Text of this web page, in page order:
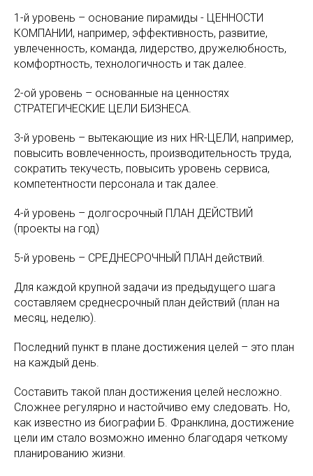
1-й уровень – основание пирамиды - ЦЕННОСТИ
КОМПАНИИ, например, эффективность, развитие,
увлеченность, команда, лидерство, дружелюбность,
комфортность, технологичность и так далее.
2-ой уровень – основанные на ценностях
СТРАТЕГИЧЕСКИЕ ЦЕЛИ БИЗНЕСА.
3-й уровень – вытекающие из них HR-ЦЕЛИ, например,
повысить вовлеченность, производительность труда,
сократить текучесть, повысить уровень сервиса,
компетентности персонала и так далее.
4-й уровень – долгосрочный ПЛАН ДЕЙСТВИЙ
(проекты на год)
5-й уровень – СРЕДНЕСРОЧНЫЙ ПЛАН действий.
Для каждой крупной задачи из предыдущего шага
составляем среднесрочный план действий (план на
месяц, неделю).
Последний пункт в плане достижения целей – это план
на каждый день.
Составить такой план достижения целей несложно.
Сложнее регулярно и настойчиво ему следовать. Но,
как известно из биографии Б. Франклина, достижение
цели им стало возможно именно благодаря четкому
планированию жизни.